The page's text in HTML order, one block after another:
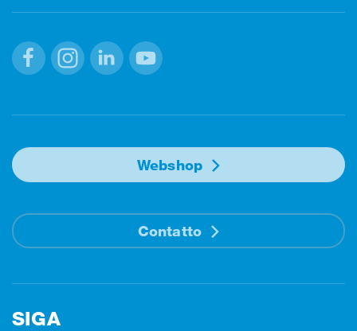
Webshop
Contatto
SIGA